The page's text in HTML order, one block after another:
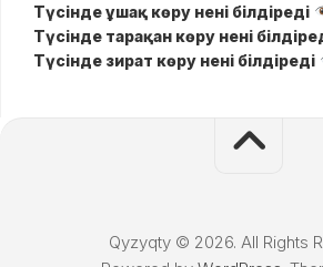
Түсінде ұшақ көру нені білдіреді
Түсінде тарақан көру нені
Түсінде зират көру нені білдіреді
Qyzyqty © 2026. All Rights